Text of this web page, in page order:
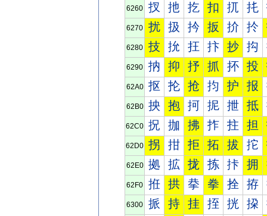
6260 扠 扡 扢 扣 扤 扥
6270 扰 扱 扲 扳 扴 扵
6280 技 抁 抂 抃 抄 抅
6290 抐 抑 抒 抓 抔 投
62A0 抠 抡 抢 抣 护 报
62B0 抰 抱 抲 抳 抴 抵
62C0 拀 拁 拂 拃 拄 担
62D0 拐 拑 拒 拓 拔 拕
62E0 拠 拡 拢 拣 拤 拥
62F0 拰 拱 拲 拳 拴 拵
6300 挀 持 挂 挃 挄 挅